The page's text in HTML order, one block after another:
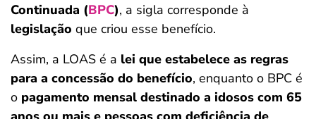
Continuada (BPC), a sigla corresponde à
legislação que criou esse benefício.
Assim, a LOAS é a lei que estabelece as regras
para a concessão do benefício, enquanto o BPC é
o pagamento mensal destinado a idosos com 65